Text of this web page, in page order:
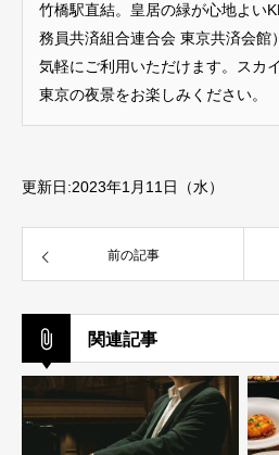
竹橋駅直結。皇居の緑が心地よい
務員共済組合連合会 東京共済会館
気軽にご利用いただけます。スカ
東京の夜景をお楽しみください。
更新日:2023年1月11日（水）
前の記事
関連記事